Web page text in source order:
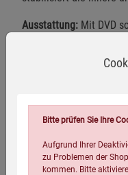
Ausstattung: Mit DVD
Eigenschaften
Bitte prüfen Sie Ihre
Aufgrund Ihrer
zu Problemen der
kommen. Bitte